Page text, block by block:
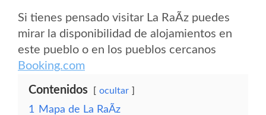
Si tienes pensado visitar La RaÃ­z puedes
mirar la disponibilidad de alojamientos en
este pueblo o en los pueblos cercanos
Booking.com
Contenidos ocultar
1
Mapa de La RaÃ­z